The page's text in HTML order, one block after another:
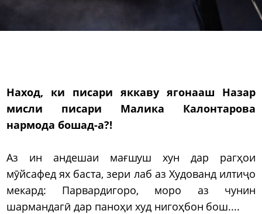
Наход, ки писари яккаву ягонааш Назар
мисли писари Малика Калонтарова
нармода бошад-а?!
Аз ин андешаи мағшуш хун дар рагҳои
мӯйсафед ях баста, зери лаб аз Худованд илтиҷо
мекард: Парвардигоро, моро аз чунин
шармандагӣ дар паноҳи худ нигоҳбон бош....